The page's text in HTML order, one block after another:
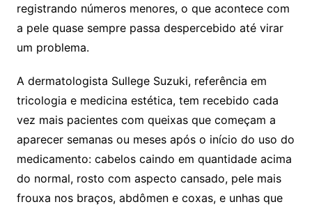
registrando números menores, o que acontece com
a pele quase sempre passa despercebido até virar
um problema.
A dermatologista Sullege Suzuki, referência em
tricologia e medicina estética, tem recebido cada
vez mais pacientes com queixas que começam a
aparecer semanas ou meses após o início do uso do
medicamento: cabelos caindo em quantidade acima
do normal, rosto com aspecto cansado, pele mais
frouxa nos braços, abdômen e coxas, e unhas que